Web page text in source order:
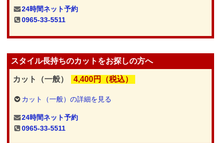
24時間ネット予約
0965-33-5511
スタイル長持ちのカットをお探しの方へ
カット（一般） 4,400円（税込）
カット（一般）の詳細を見る
24時間ネット予約
0965-33-5511